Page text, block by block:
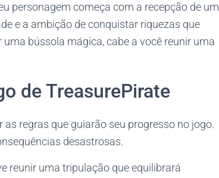
personagem começa com a recepção de um
e a ambição de conquistar riquezas que
bússola mágica, cabe a você reunir uma
de TreasurePirate
regras que guiarão seu progresso no jogo.
desastrosas.
reunir uma tripulação que equilibrará